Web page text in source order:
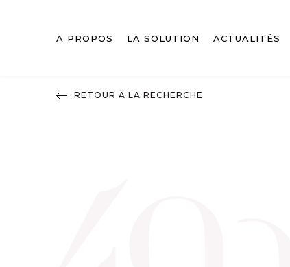
A PROPOS LA SOLUTION ACTUALITÉS
RETOUR À LA RECHERCHE